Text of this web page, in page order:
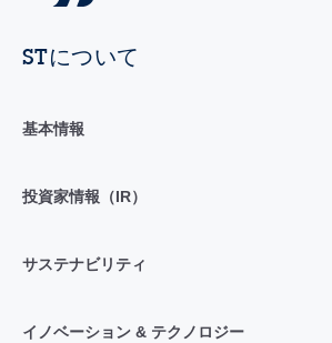
STについて
基本情報
投資家情報（IR）
サステナビリティ
イノベーション & テクノロジー